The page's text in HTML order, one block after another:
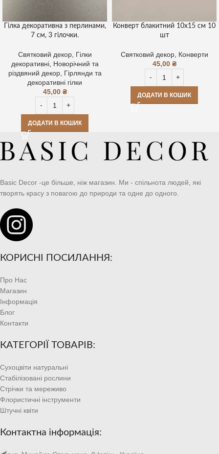
Гілка декоративна з перлинами,
7 см, 3 гілочки.
Святковий декор, Гілки
декоративні, Новорічний та
різдвяний декор, Гірлянди та
декоративні гілки
45,00 ₴
ДОДАТИ В КОШИК
Конверт блакитний 10х15 см 10
шт
Святковий декор, Конверти
45,00 ₴
ДОДАТИ В КОШИК
Basic Decor -це більше, ніж магазин. Ми - спільнота людей, які
творять красу з повагою до природи та одне до одного.
КОРИСНІ ПОСИЛАННЯ:
Про Нас
Магазин
Інформація
Блог
Контакти
КАТЕГОРІЇ ТОВАРІВ:
Сухоцвіти натуральні
Стабілізовані рослини
Стрічки та мереживо
Флористичні інструменти
Штучні квіти
Контактна інформація: